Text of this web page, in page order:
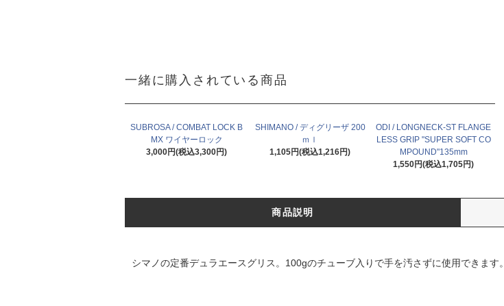
一緒に購入されている商品
SUBROSA / COMBAT LOCK B
MX ワイヤーロック
3,000円(税込3,300円)
SHIMANO / ディグリーザ 200
ｍｌ
1,105円(税込1,216円)
ODI / LONGNECK-ST FLANGE
LESS GRIP "SUPER SOFT CO
MPOUND"135mm
1,550円(税込1,705円)
商品説明
シマノの定番デュラエースグリス。100gのチューブ入りで手を汚さずに使用できます。